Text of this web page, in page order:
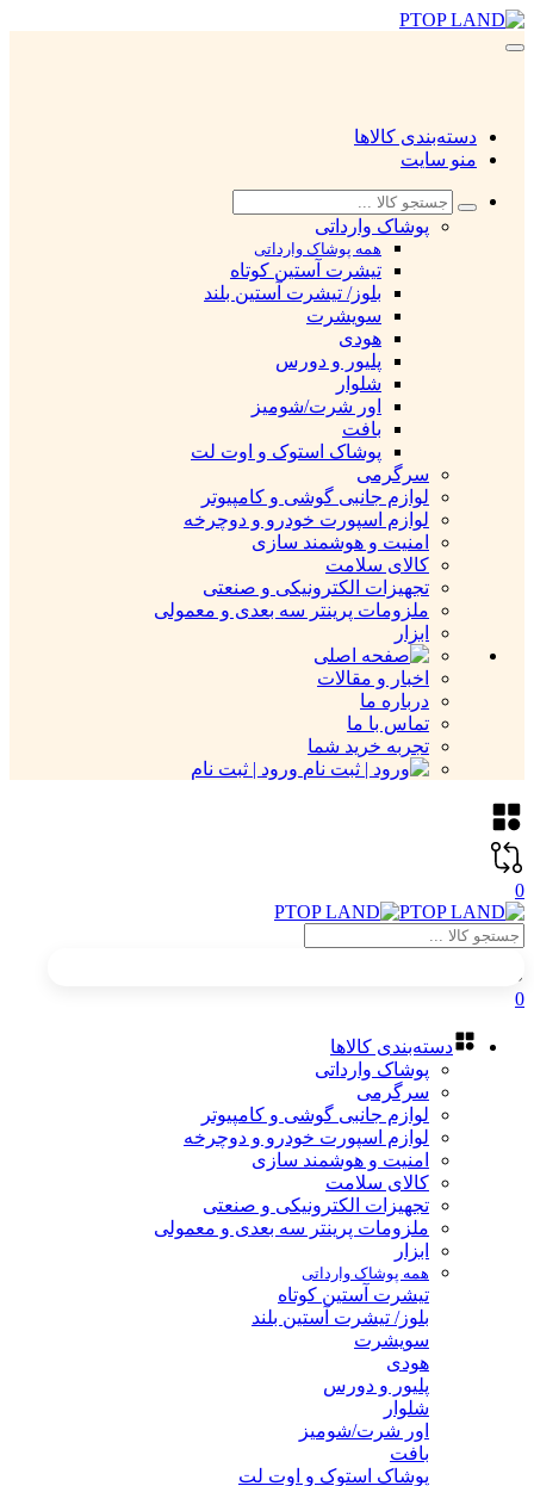
دسته‌بندی کالاها
منو سایت
پوشاک وارداتی
همه پوشاک وارداتی
تیشرت آستین کوتاه
بلوز/ تیشرت آستین بلند
سویشرت
هودی
پلیور و دورس
شلوار
اور شرت/شومیز
بافت
پوشاک استوک و اوت لت
سرگرمی
لوازم جانبی گوشی و کامپیوتر
لوازم اسپورت خودرو و دوچرخه
امنیت و هوشمند سازی
کالای سلامت
تجهیزات الکترونیکی و صنعتی
ملزومات پرینتر سه بعدی و معمولی
ابزار
اخبار و مقالات
درباره ما
تماس با ما
تجربه خرید شما
ورود | ثبت نام
0
0
دسته‌بندی کالاها
پوشاک وارداتی
سرگرمی
لوازم جانبی گوشی و کامپیوتر
لوازم اسپورت خودرو و دوچرخه
امنیت و هوشمند سازی
کالای سلامت
تجهیزات الکترونیکی و صنعتی
ملزومات پرینتر سه بعدی و معمولی
ابزار
همه پوشاک وارداتی
تیشرت آستین کوتاه
بلوز/ تیشرت آستین بلند
سویشرت
هودی
پلیور و دورس
شلوار
اور شرت/شومیز
بافت
پوشاک استوک و اوت لت